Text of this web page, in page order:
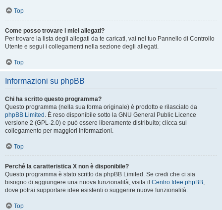
Top
Come posso trovare i miei allegati?
Per trovare la lista degli allegati da te caricati, vai nel tuo Pannello di Controllo
Utente e segui i collegamenti nella sezione degli allegati.
Top
Informazioni su phpBB
Chi ha scritto questo programma?
Questo programma (nella sua forma originale) è prodotto e rilasciato da
phpBB Limited . È reso disponibile sotto la GNU General Public Licence
versione 2 (GPL-2.0) e può essere liberamente distribuito; clicca sul
collegamento per maggiori informazioni.
Top
Perché la caratteristica X non è disponibile?
Questo programma è stato scritto da phpBB Limited. Se credi che ci sia
bisogno di aggiungere una nuova funzionalità, visita il Centro Idee phpBB,
dove potrai supportare idee esistenti o suggerire nuove funzionalità.
Top